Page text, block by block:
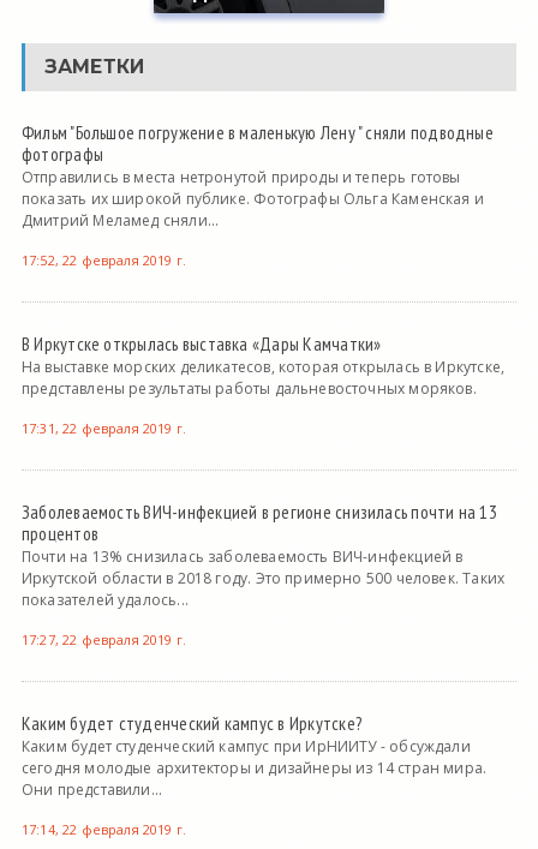
ЗАМЕТКИ
Фильм "Большое погружение в маленькую Лену " сняли подводные
фотографы
Отправились в места нетронутой природы и теперь готовы
показать их широкой публике. Фотографы Ольга Каменская и
Дмитрий Меламед сняли...
17:52, 22 февраля 2019 г.
В Иркутске открылась выставка «Дары Камчатки»
На выставке морских деликатесов, которая открылась в Иркутске,
представлены результаты работы дальневосточных моряков.
17:31, 22 февраля 2019 г.
Заболеваемость ВИЧ-инфекцией в регионе снизилась почти на 13
процентов
Почти на 13% снизилась заболеваемость ВИЧ-инфекцией в
Иркутской области в 2018 году. Это примерно 500 человек. Таких
показателей удалось...
17:27, 22 февраля 2019 г.
Каким будет студенческий кампус в Иркутске?
Каким будет студенческий кампус при ИрНИИТУ - обсуждали
сегодня молодые архитекторы и дизайнеры из 14 стран мира.
Они представили...
17:14, 22 февраля 2019 г.